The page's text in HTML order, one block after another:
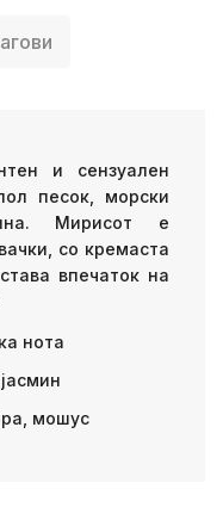
и сензуален
песок, морски
Мирисот е
со кремаста
впечаток на
нота
мошус